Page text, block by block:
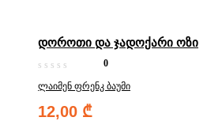
დოროთი და ჯადოქარი ოზი
0
ლაიმენ ფრენკ ბაუმი
12,00 ₾